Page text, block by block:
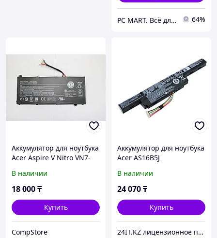
PC MART. Всё для ноутбука 64%
Аккумулятор для ноутбука
Acer Aspire V Nitro VN7-
В наличии
18 000₸
Купить
CompStore
Аккумулятор для ноутбука
Acer AS16B5J
В наличии
24 070₸
Купить
24IT.KZ лицензионное программное обеспечение и комплектующие для ноутбуков